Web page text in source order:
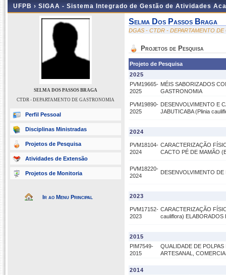
UFPB › SIGAA - Sistema Integrado de Gestão de Atividades
SELMA DOS PASSOS BRAGA
CTDR - DEPARTAMENTO DE GASTRONOMIA
Perfil Pessoal
Disciplinas Ministradas
Projetos de Pesquisa
Atividades de Extensão
Projetos de Monitoria
Ir ao Menu Principal
Selma Dos Passos Braga
DGAS - CTDR - DEPARTAMENTO
Projetos de Pesquisa
Projeto de Pesquisa
2025
PVM19665-
2025
MÉIS SABORIZADOS
GASTRONOMIA
PVM19890-
2025
DESENVOLVIMENTO E
JABUTICABA (Plinia
2024
PVM18104-
2024
CARACTERIZAÇÃO
CACTO PÉ DE MAMÃO
PVM18220-
2024
DESENVOLVIMENTO
2023
PVM17152-
2023
CARACTERIZAÇÃO
cauliflora) ELABORADOS
2015
PIM7549-
2015
QUALIDADE DE
ARTESANAL,
2014